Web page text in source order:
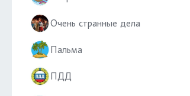
Очень странные дела
Пальма
ПДД